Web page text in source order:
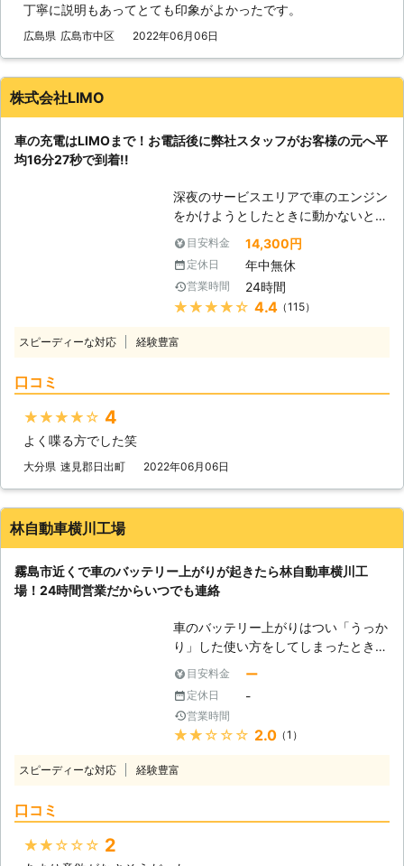
てしまったからです。車のエンジンは
バッテリー内の電気を利用して動きだ
って動かなくなってしまいます。
できます 車のバッテリーが上がって
しまったことに気づくのは、車を運転
しようとしたけれどうんともすんとも
動かないときです。実際に運転をしよ
うとしたその瞬間に気が付くので、時
間的に余裕がないことも多いでしょ
う。 そんなときこそ、弊社「株式会
社クイックキャット」の出番です！弊
えて準備しているからこそ、お客様か
のトラブルに迅速に解決して、車を走
らせることが可能です。お客様がすぐ
にでも運転ができる状況になるように
利用くださいませ。
丁寧に説明もあってとても印象がよかったです。
広島県 広島市中区 2022年06月06日
株式会社LIMO
車の充電はLIMOまで！お電話後に弊社スタッフがお客様の元へ平
均16分27秒で到着!!
深夜のサービスエリアで車のエンジン
をかけようとしたときに動かないと、
困ってしまいますよね。エンジンがか
からなければ自宅にも帰れない、観光
もできないので八方塞がりです。 そ
んなときこそ、弊社「LＩMO」がお
客様の元へすぐに駆けつけてお助けし
電話をいただいたてから平均16分27
を何度も反復すると、作業内容を覚え
けられるようになったのです。 この
時間で駆け付けることによって、お客
することができます。もしも車のエン
ジンが止まった場合、弊社までご連絡
くださいませ。連絡後、弊社スタッフ
がお客様の元へ駆けつけて車のバッテ
リーを充電させていただきます。
目安料金 14,300円
定休日 年中無休
営業時間 24時間
★★★★★ 4.4（115）
スピーディーな対応 経験豊富
口コミ
★★★★★ 4
よく喋る方でした笑
大分県 速見郡日出町 2022年06月06日
林自動車横川工場
霧島市近くで車のバッテリー上がりが起きたら林自動車横川工
場！24時間営業だからいつでも連絡
車のバッテリー上がりはつい「うっか
り」した使い方をしてしまったときに
起きやすいです。エンジンがかからな
いときに、以下のことに身に覚えがあ
れば、車のバッテリーが原因といえま
す。 ・エアコンをガンガンに長時間
つけていた ・ライトを付けたまま一
していた こんな時には、林自動車横
目安料金 ー
定休日 -
営業時間
★★★★★ 2.0（1）
スピーディーな対応 経験豊富
口コミ
★★★★★ 2